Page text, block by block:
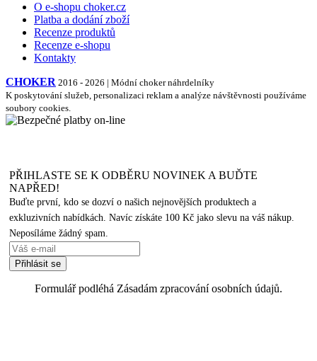
O e-shopu choker.cz
Platba a dodání zboží
Recenze produktů
Recenze e-shopu
Kontakty
CHOKER 2016 - 2026 | Módní choker náhrdelníky
K poskytování služeb, personalizaci reklam a analýze návštěvnosti používáme
soubory cookies.
PŘIHLASTE SE K ODBĚRU NOVINEK A BUĎTE
NAPŘED!
Buďte první, kdo se dozví o našich nejnovějších produktech a
exkluzivních nabídkách. Navíc získáte 100 Kč jako slevu na váš nákup.
Neposíláme žádný spam.
Formulář podléhá Zásadám zpracování osobních údajů.